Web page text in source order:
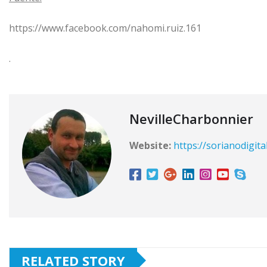
https://www.facebook.com/nahomi.ruiz.161
.
NevilleCharbonnier
Website: https://
RELATED STORY